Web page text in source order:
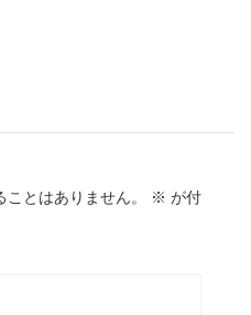
とはありません。 ※ が付